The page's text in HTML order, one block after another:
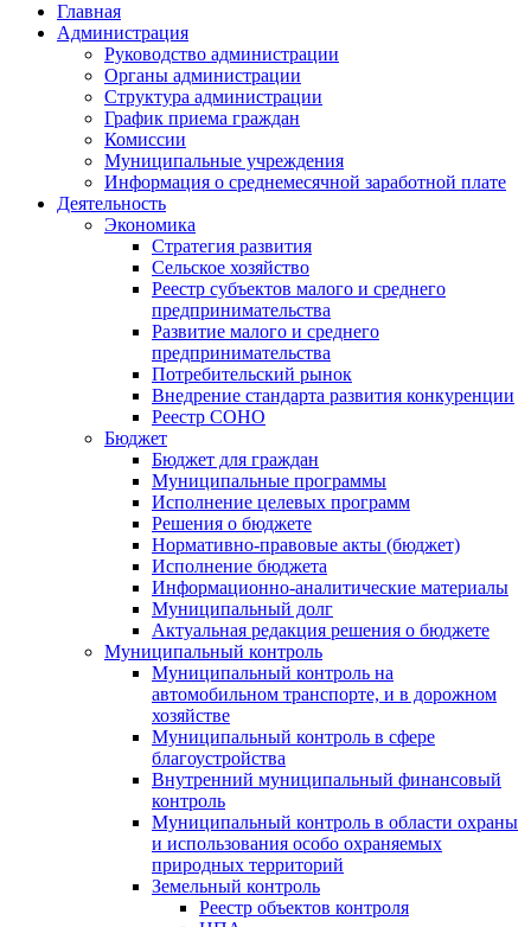
Главная
Администрация
Руководство администрации
Органы администрации
Структура администрации
График приема граждан
Комиссии
Муниципальные учреждения
Информация о среднемесячной заработной плате
Деятельность
Экономика
Стратегия развития
Сельское хозяйство
Реестр субъектов малого и среднего
предпринимательства
Развитие малого и среднего
предпринимательства
Потребительский рынок
Внедрение стандарта развития конкуренции
Реестр СОНО
Бюджет
Бюджет для граждан
Муниципальные программы
Исполнение целевых программ
Решения о бюджете
Нормативно-правовые акты (бюджет)
Исполнение бюджета
Информационно-аналитические материалы
Муниципальный долг
Актуальная редакция решения о бюджете
Муниципальный контроль
Муниципальный контроль на
автомобильном транспорте, и в дорожном
хозяйстве
Муниципальный контроль в сфере
благоустройства
Внутренний муниципальный финансовый
контроль
Муниципальный контроль в области охраны
и использования особо охраняемых
природных территорий
Земельный контроль
Реестр объектов контроля